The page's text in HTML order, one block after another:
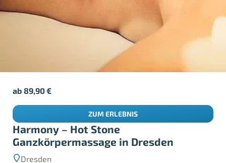
Harmony – Hot Stone
Ganzkörpermassage in Dresden
Dresden
ab89,90€
ZUM ERLEBNIS